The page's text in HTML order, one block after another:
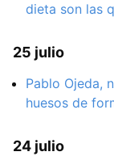
dieta son las
25 julio
Pablo Ojeda,
huesos de
24 julio